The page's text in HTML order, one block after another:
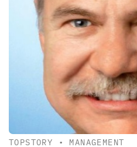
TOPSTORY • MANAGEMENT